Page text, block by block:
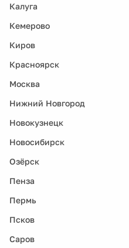
Калуга
Кемерово
Киров
Красноярск
Москва
Нижний Новгород
Новокузнецк
Новосибирск
Озёрск
Пенза
Пермь
Псков
Саров